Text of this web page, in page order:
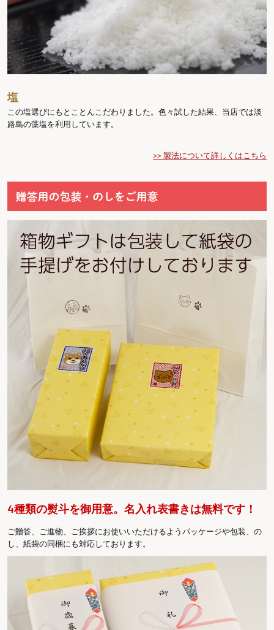
塩
この塩選びにもとことんこだわりました。色々試した結果、当店では淡
路島の藻塩を利用しています。
>> 製法について詳しくはこちら
4種類の熨斗を御用意。名入れ表書きは無料です！
ご贈答、ご進物、ご挨拶にお使いいただけるようパッケージや包装、の
し、紙袋の同梱にも対応しております。